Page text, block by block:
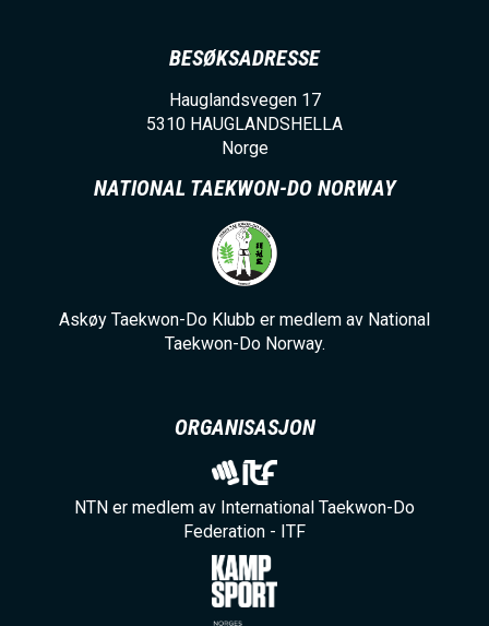
BESØKSADRESSE
Hauglandsvegen 17
5310 HAUGLANDSHELLA
Norge
NATIONAL TAEKWON-DO NORWAY
Askøy Taekwon-Do Klubb er medlem av National
Taekwon-Do Norway.
ORGANISASJON
NTN er medlem av International Taekwon-Do
Federation - ITF